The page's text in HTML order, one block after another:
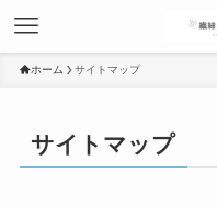
ホーム サイトマップ
サイトマップ